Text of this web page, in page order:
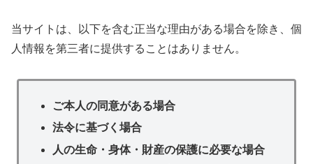
当サイトは、以下を含む正当な理由がある場合を除き、個
人情報を第三者に提供することはありません。
ご本人の同意がある場合
法令に基づく場合
人の生命・身体・財産の保護に必要な場合